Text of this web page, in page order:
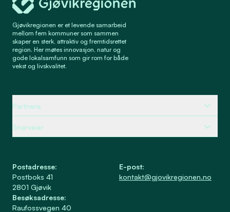
Gjøvikregionen er et levende samarbeid
mellom fem kommuner som sammen
skaper en sterk, attraktiv og fremtidsrettet
region. Her møtes innovasjon, natur og
gode lokalsamfunn som gir rom for både
vekst og livskvalitet.
Partnere
Snarveier
Postadresse:
Postboks 41
2801 Gjøvik
Besøksadresse:
Raufossvegen 40
E-post:
kontakt@gjovikregionen.no